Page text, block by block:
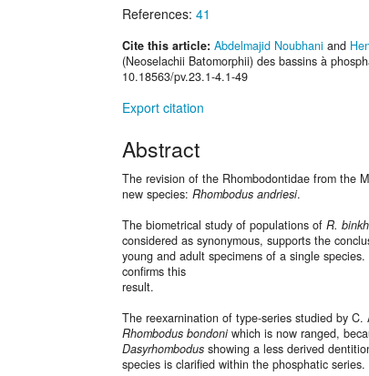
References: 41
Cite this article: Abdelmajid Noubhani and
(Neoselachii Batomorphii) des bassins à
10.18563/pv.23.1-4.1-49
Export citation
Abstract
The revision of the Rhombodontidae from the
new species: Rhombodus andriesi.
The biometrical study of populations of R.
considered as synonymous, supports the
young and adult specimens of a single
confirms this
result.
The reexarnination of type-series studied by
Rhombodus bondoniwhich is now ranged,
Dasyrhombodus showing a less derived
species is clarified within the phosphatic series.